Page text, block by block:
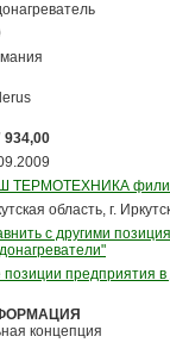
934,00
ТЕРМОТЕХНИКА
область, г.
с другими
позиции предприятия
концепция